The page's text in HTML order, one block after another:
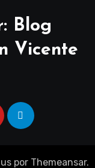
Blog
Vicente
por Themeansar.